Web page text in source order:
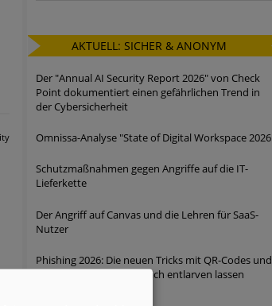
AKTUELL: SICHER & ANONYM
Der "Annual AI Security Report 2026" von Check
Point dokumentiert einen gefährlichen Trend in
der Cybersicherheit
Omnissa-Analyse "State of Digital Workspace 2026
Schutzmaßnahmen gegen Angriffe auf die IT-
Lieferkette
Der Angriff auf Canvas und die Lehren für SaaS-
Nutzer
Phishing 2026: Die neuen Tricks mit QR-Codes und
KI-Texten – und wie sie sich entlarven lassen